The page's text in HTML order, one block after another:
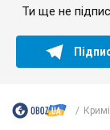
Ти ще не